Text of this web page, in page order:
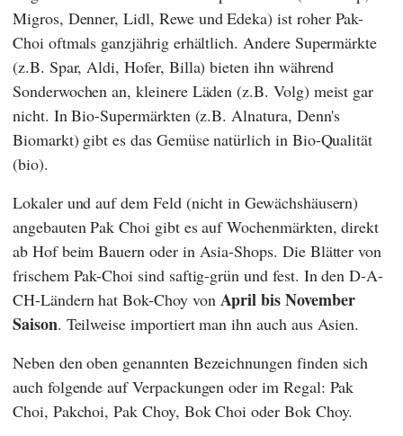
Migros, Denner,Lidl, Rewe undEdeka) ist roher Pak-
Choi oftmals ganzjährig erhältlich. Andere Supermärkte
(z.B. Spar, Aldi,Hofer, Billa) bieten ihn während
Sonderwochen an, kleinere Läden (z.B. Volg) meist gar
nicht. In Bio-Supermärkten (z.B. Alnatura, Denn's
Biomarkt) gibt es das Gemüse natürlich in Bio-Qualität
(bio).
Lokaler und auf dem Feld (nicht in Gewächshäusern)
angebauten Pak Choi gibt es auf Wochenmärkten, direkt
ab Hof beim Bauern oder in Asia-Shops. Die Blätter von
frischem Pak-Choi sind saftig-grün und fest. In den D-A-
CH-Ländern hat Bok-Choy von April bis November
Saison. Teilweise importiert man ihn auch aus Asien.
Neben den oben genannten Bezeichnungen finden sich
auch folgende auf Verpackungen oder im Regal: Pak
Choi, Pakchoi, Pak Choy, Bok Choi oder Bok Choy.